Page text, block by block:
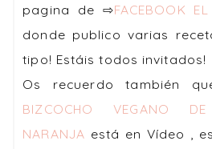
pagina de ⇨FACEBOOK
donde publico varias
tipo! Estáis todos invitados!
Os recuerdo también
BIZCOCHO VEGANO
NARANJA está en Vídeo ,